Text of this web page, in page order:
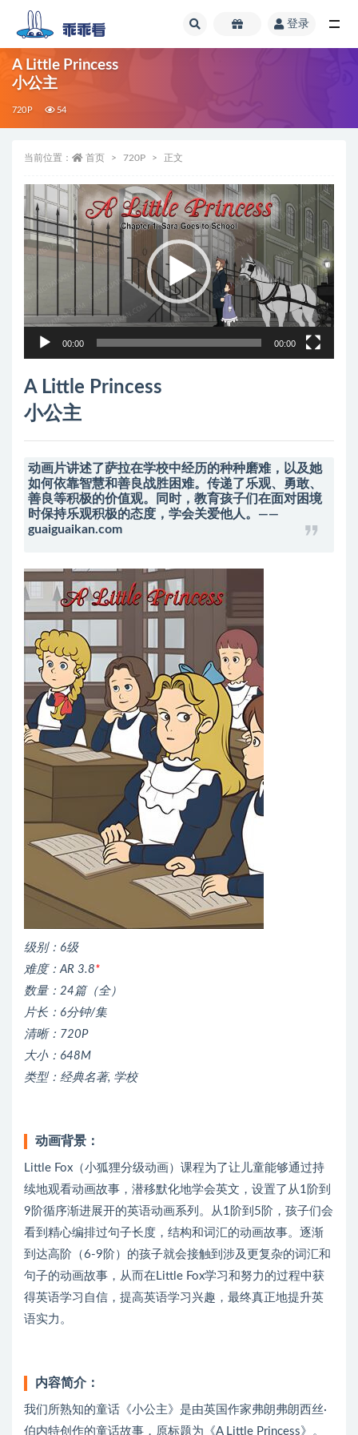
登录
A Little Princess
小公主
720P 54
当前位置： 首页 720P 正文
视
频
播
放
00:00 00:00
A Little Princess
小公主
动画片讲述了萨拉在学校中经历的种种磨难，以及她
如何依靠智慧和善良战胜困难。传递了乐观、勇敢、
善良等积极的价值观。同时，教育孩子们在面对困境
时保持乐观积极的态度，学会关爱他人。——
guaiguaikan.com
级别：6级
难度：AR 3.8*
数量：24篇（全）
片长：6分钟/集
清晰：720P
大小：648M
类型：经典名著, 学校
动画背景：
Little Fox（小狐狸分级动画）课程为了让儿童能够通过持
续地观看动画故事，潜移默化地学会英文，设置了从1阶到
9阶循序渐进展开的英语动画系列。从1阶到5阶，孩子们会
看到精心编排过句子长度，结构和词汇的动画故事。逐渐
到达高阶（6-9阶）的孩子就会接触到涉及更复杂的词汇和
句子的动画故事，从而在Little Fox学习和努力的过程中获
得英语学习自信，提高英语学习兴趣，最终真正地提升英
语实力。
内容简介：
我们所熟知的童话《小公主》是由英国作家弗朗弗朗西丝·
伯内特创作的童话故事，原标题为《A Little Princess》。